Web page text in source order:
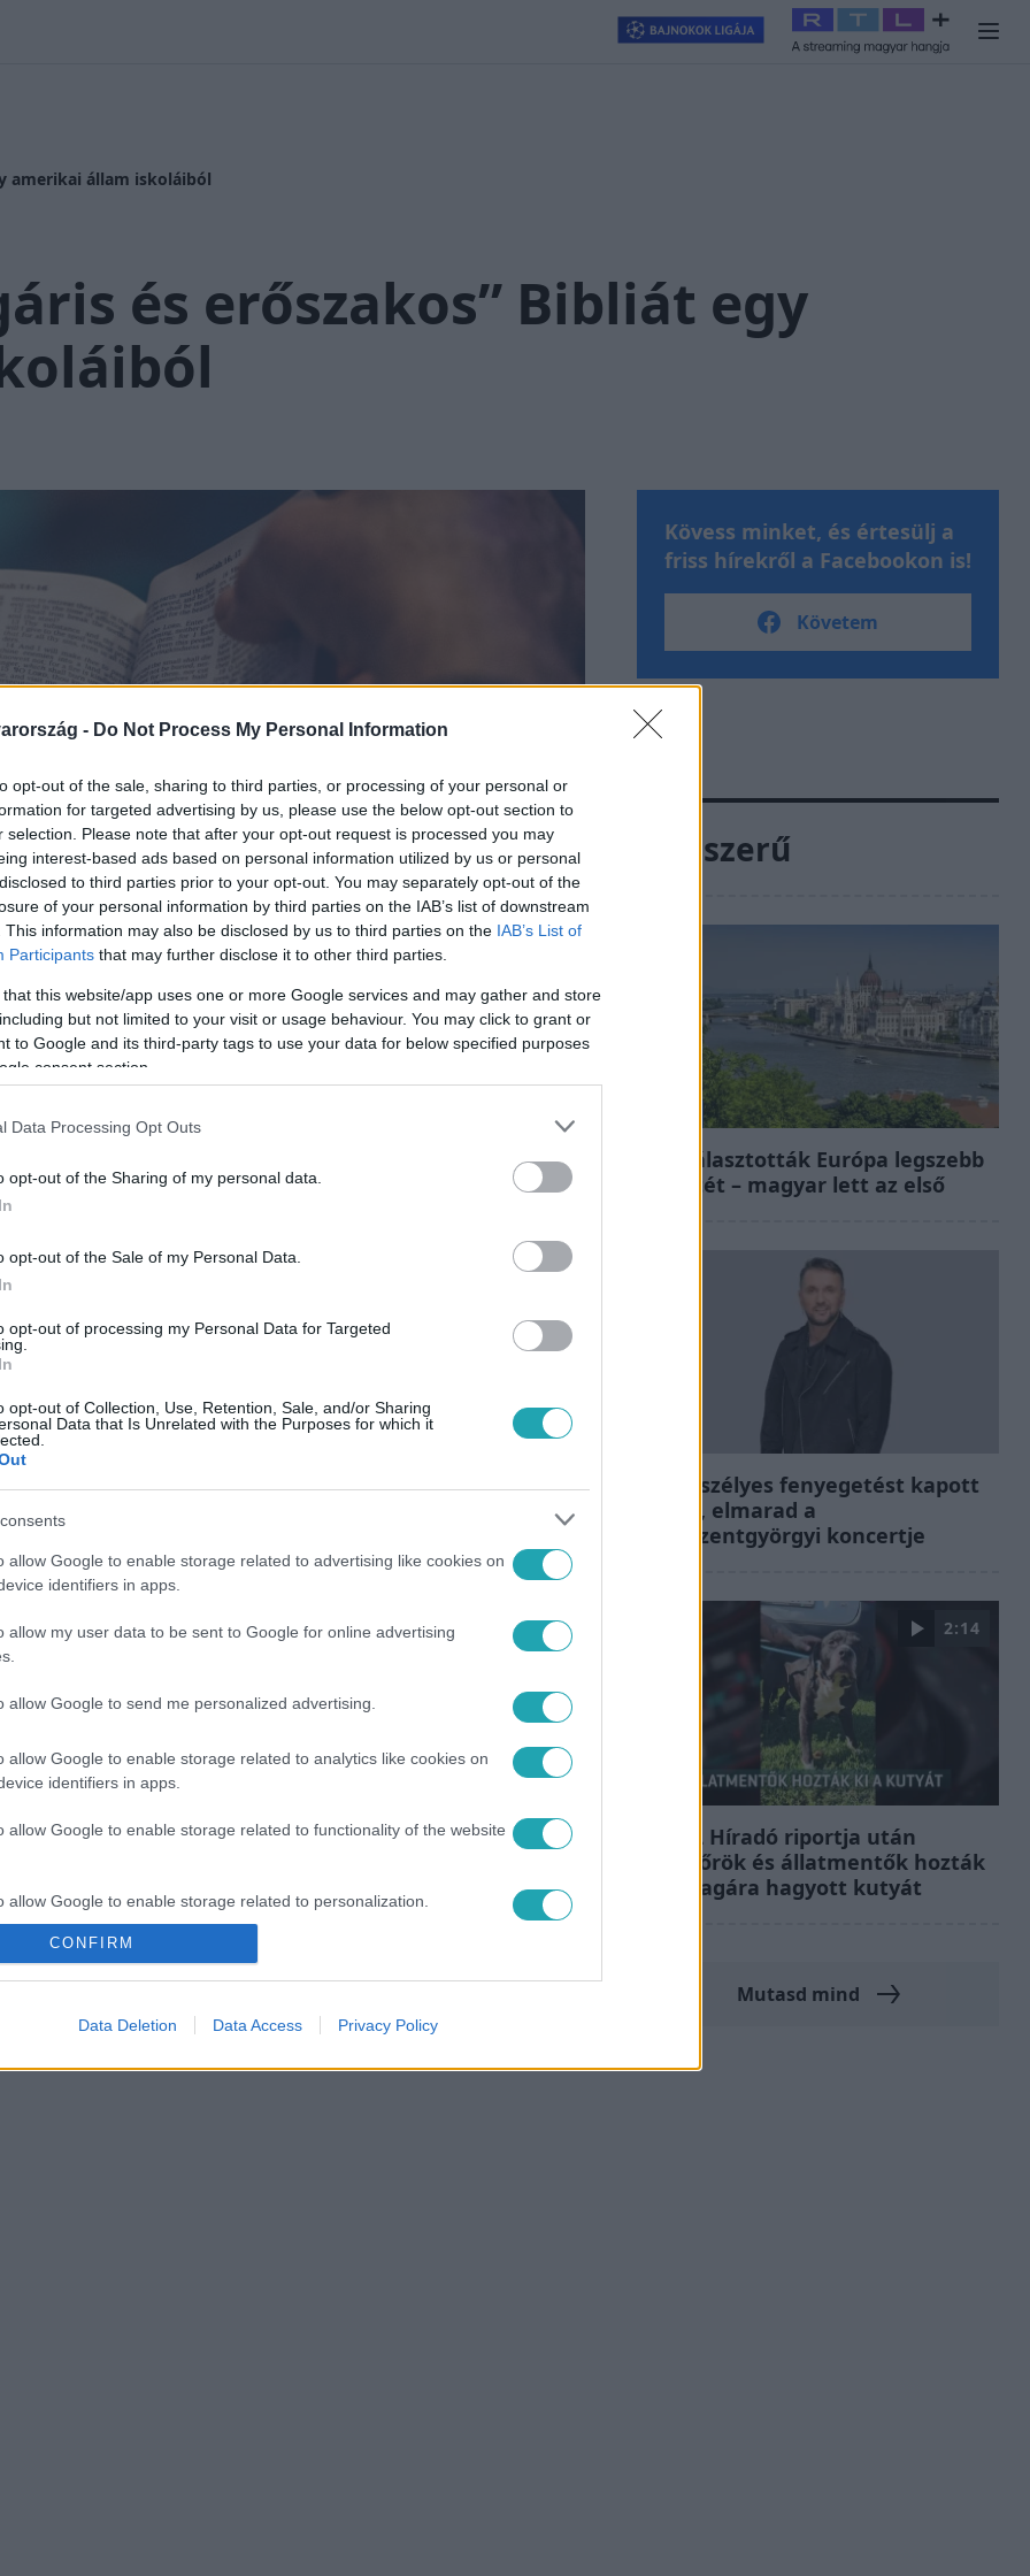
- Do Not Process My Personal Information
opt-out of the sale, sharing to third parties, or processing of your personal or
for targeted advertising by us, please use the below opt-out section to
selection. Please note that after your opt-out request is processed you may
interest-based ads based on personal information utilized by us or personal
to third parties prior to your opt-out. You may separately opt-out of the
of your personal information by third parties on the IAB’s list of downstream
This information may also be disclosed by us to third parties on the IAB’s List of
Participants that may further disclose it to other third parties.
that this website/app uses one or more Google services and may gather and store
but not limited to your visit or usage behaviour. You may click to grant or
to Google and its third-party tags to use your data for below specified purposes
consent section.
Data Processing Opt Outs
opt-out of the Sharing of my personal data.
opt-out of the Sale of my Personal Data.
opt-out of processing my Personal Data for Targeted
opt-out of Collection, Use, Retention, Sale, and/or Sharing
Data that Is Unrelated with the Purposes for which it
allow Google to enable storage related to advertising like cookies on
identifiers in apps.
allow my user data to be sent to Google for online advertising
allow Google to send me personalized advertising.
allow Google to enable storage related to analytics like cookies on
identifiers in apps.
allow Google to enable storage related to functionality of the website
allow Google to enable storage related to personalization.
functionality and fraud prevention, and other user protection.
CONFIRM
Data Deletion Data Access Privacy Policy
RTL+ #Exek csatája 2026 #Celeb vagyok, ments
amerikai állam iskoláiból
és erőszakos” Bibliát egy
életkorának nem megfelelő,
között legyen a Google-találatokban!
Kövess minket, és értesülj a
friss hírekről a Facebookon is!
Követem
Népszerű
Megválasztották Európa legszebb
épületét – magyar lett az első
Életveszélyes fenyegetést kapott
Majka, elmarad a
sepsiszentgyörgyi koncertje
2:14
Az RTL Híradó riportja után
renndőrök és állatmentők hozták
ki a magára hagyott kutyát
Mutasd mind